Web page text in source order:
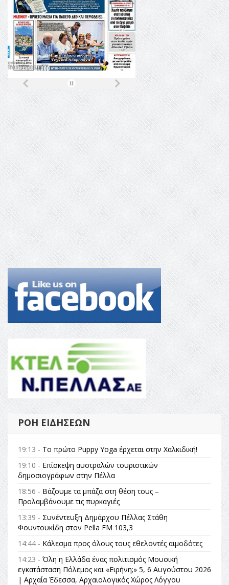
ΡΟΉ ΕΙΔΉΣΕΩΝ
19:13 - Το πρώτο Puppy Yoga έρχεται στην Χαλκιδική!
19:10 - Επίσκεψη αυστραλών τουριστικών
δημοσιογράφων στην Πέλλα
18:56 - Βάζουμε τα μπάζα στη θέση τους –
Προλαμβάνουμε τις πυρκαγιές
13:39 - Συνέντευξη Δημάρχου Πέλλας Στάθη
Φουντουκίδη στον Pella FM 103,3
14:44 - Κάλεσμα προς όλους τους εθελοντές αιμοδότες
14:23 - Όλη η Ελλάδα ένας πολιτισμός Μουσική
εγκατάσταση Πόλεμος και «Ειρήνη;» 5, 6 Αυγούστου 2026
| Αρχαία Έδεσσα, Αρχαιολογικός Χώρος Λόγγου